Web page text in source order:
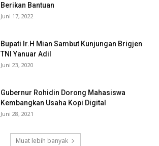
Berikan Bantuan
Juni 17, 2022
Bupati Ir.H Mian Sambut Kunjungan Brigjen
TNI Yanuar Adil
Juni 23, 2020
Gubernur Rohidin Dorong Mahasiswa
Kembangkan Usaha Kopi Digital
Juni 28, 2021
Muat lebih banyak